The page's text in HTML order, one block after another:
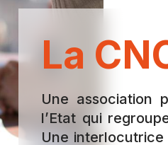
La
Une association
l’Etat qui
Une